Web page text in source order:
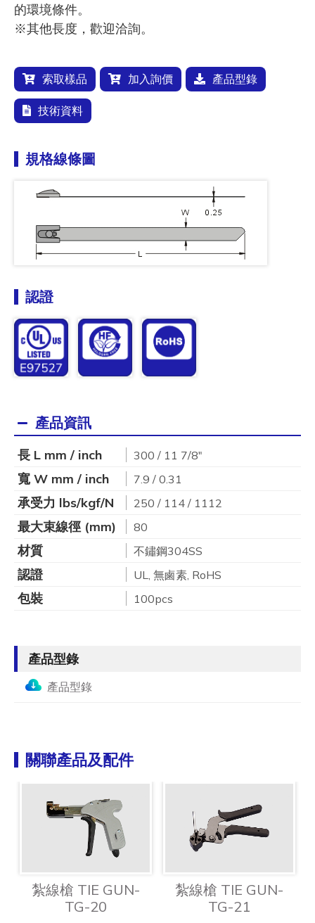
的環境條件。
※其他長度，歡迎洽詢。
索取樣品 加入詢價 產品型錄
技術資料
規格線條圖
認證
產品資訊
長 L mm / inch 300 / 11 7/8"
寬 W mm / inch 7.9 / 0.31
承受力 lbs/kgf/N 250 / 114 / 1112
最大束線徑 (mm) 80
材質 不鏽鋼304SS
認證 UL, 無鹵素, RoHS
包裝 100pcs
產品型錄
產品型錄
關聯產品及配件
紮線槍 TIE GUN-
TG-20
紮線槍 TIE GUN-
TG-21